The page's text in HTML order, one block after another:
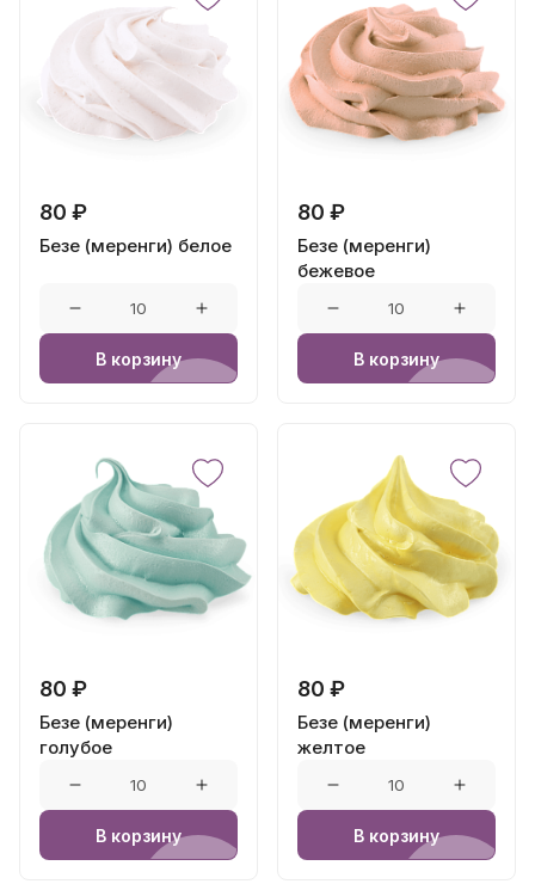
80 ₽
Безе (меренги) белое
В корзину
80 ₽
Безе (меренги)
бежевое
В корзину
80 ₽
Безе (меренги)
голубое
В корзину
80 ₽
Безе (меренги)
желтое
В корзину